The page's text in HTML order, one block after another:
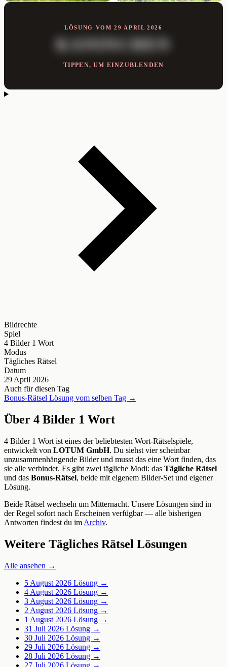
LÖSUNG VOM 29 APRIL 2026
KANINCHEN
TIPPEN, UM EINZUBLENDEN
Bildrechte
Spiel
4 Bilder 1 Wort
Modus
Tägliches Rätsel
Datum
29 April 2026
Auch für diesen Tag
Bonus-Rätsel Lösung vom selben Tag →
Über 4 Bilder 1 Wort
4 Bilder 1 Wort ist eines der beliebtesten Wort-Rätselspiele,
entwickelt von LOTUM GmbH. Du siehst vier scheinbar
unzusammenhängende Bilder und musst das eine Wort finden, das
sie alle verbindet. Es gibt zwei tägliche Modi: das Tägliche Rätsel
und das Bonus-Rätsel, beide mit eigenem Bilder-Set und eigener
Lösung.
Beide Rätsel wechseln um Mitternacht. Unsere Lösungen sind in
der Regel sofort nach Erscheinen verfügbar — alle bisherigen
Antworten findest du im Archiv.
Weitere Tägliches Rätsel Lösungen
Alle ansehen →
5 August 2026 Lösung →
4 August 2026 Lösung →
3 August 2026 Lösung →
2 August 2026 Lösung →
1 August 2026 Lösung →
31 Juli 2026 Lösung →
30 Juli 2026 Lösung →
29 Juli 2026 Lösung →
28 Juli 2026 Lösung →
27 Juli 2026 Lösung →